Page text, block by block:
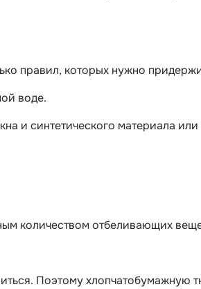
правил, которых нужно
воде.
и синтетического материала
количеством отбеливающих
Поэтому хлопчатобумажную